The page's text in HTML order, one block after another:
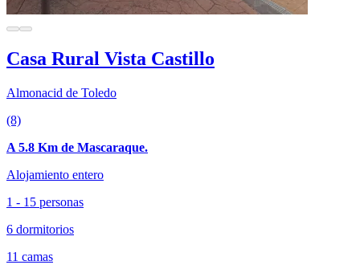
Casa Rural Vista Castillo
Almonacid de Toledo
(8)
A 5.8 Km de Mascaraque.
Alojamiento entero
1 - 15 personas
6 dormitorios
11 camas